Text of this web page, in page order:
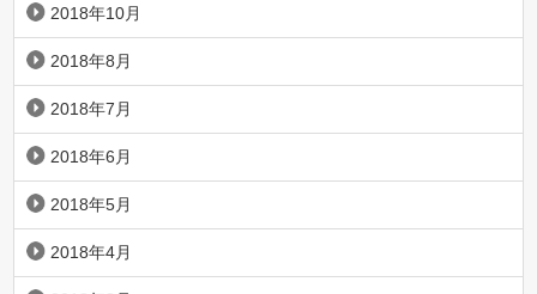
2018年10月
2018年8月
2018年7月
2018年6月
2018年5月
2018年4月